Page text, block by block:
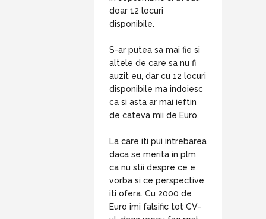
doar 12 locuri
disponibile.
S-ar putea sa mai fie si
altele de care sa nu fi
auzit eu, dar cu 12 locuri
disponibile ma indoiesc
ca si asta ar mai ieftin
de cateva mii de Euro.
La care iti pui intrebarea
daca se merita in plm
ca nu stii despre ce e
vorba si ce perspective
iti ofera. Cu 2000 de
Euro imi falsific tot CV-